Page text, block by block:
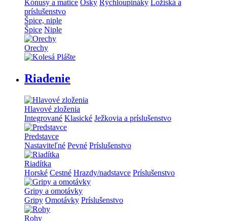
Kónusy a matice Osky Rýchloupináky
Ložiská a
príslušenstvo
Špice, niple
Špice Niple
Orechy
Riadenie
Hlavové zloženia
Integrované Klasické Ježkovia a príslušenstvo
Predstavce
Nastaviteľné Pevné Príslušenstvo
Riadítka
Horské Cestné Hrazdy/nadstavce Príslušenstvo
Gripy a omotávky
Gripy Omotávky Príslušenstvo
Rohy